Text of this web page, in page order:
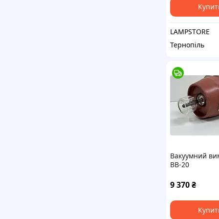
LAMPSTORE
Тернопіль
Вакуумний
ВВ-20
9 370₴